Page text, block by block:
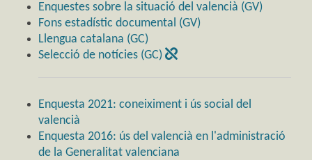
Enquestes sobre la situació del valencià (GV)
Fons estadístic documental (GV)
Llengua catalana (GC)
Selecció de notícies (GC)
Enquesta 2021: coneiximent i ús social del
valencià
Enquesta 2016: ús del valencià en l'administració
de la Generalitat valenciana